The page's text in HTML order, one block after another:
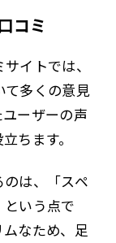
コミ
イトでは、
て多くの意見
ーザーの声
ちます。
は、「スペ
いう点で
なため、足